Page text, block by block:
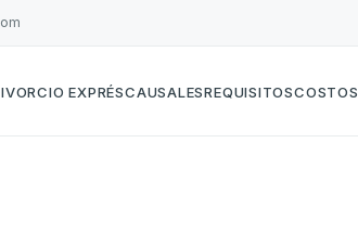
EXPRÉSCAUSALESREQUISITOSCOSTOS